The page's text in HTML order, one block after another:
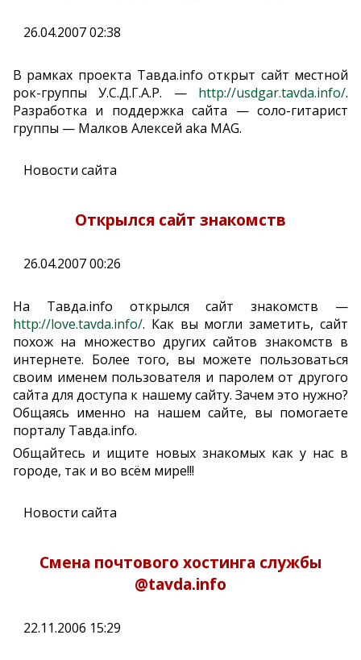
26.04.2007 02:38
В рамках проекта Тавда.info открыт сайт местной
рок-группы У.С.Д.Г.А.Р. — http://usdgar.tavda.info/.
Разработка и поддержка сайта — соло-гитарист
группы — Малков Алексей aka MAG.
Новости сайта
Открылся сайт знакомств
26.04.2007 00:26
На Тавда.info открылся сайт знакомств —
http://love.tavda.info/. Как вы могли заметить, сайт
похож на множество других сайтов знакомств в
интернете. Более того, вы можете пользоваться
своим именем пользователя и паролем от другого
сайта для доступа к нашему сайту. Зачем это нужно?
Общаясь именно на нашем сайте, вы помогаете
порталу Тавда.info.
Общайтесь и ищите новых знакомых как у нас в
городе, так и во всём мире!!!
Новости сайта
Смена почтового хостинга службы
@tavda.info
22.11.2006 15:29